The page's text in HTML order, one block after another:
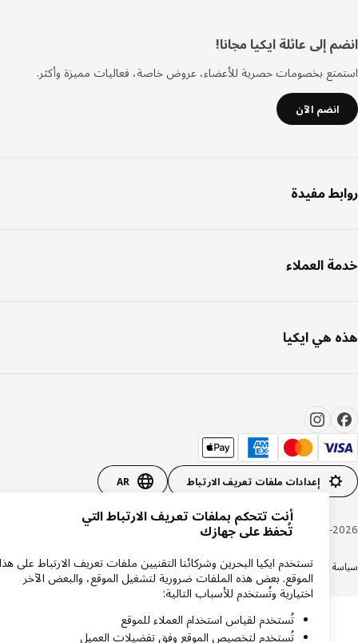
إلى عائلة ايكيا مجانا!
بخصومات حصرية للأعضاء، عروض خاصة، فعاليات مميزة وأكثر.
انضم الآن
مفيدة
العملاء
هي ايكيا
إعدادات ملفات تعريف الارتباط AR
Inter IKEA Systems B.V. 1999-
الخصوصيةسياسة الكوكيزالشروط والأحكام
أنت تتحكم بملفات تعريف الارتباط التي
تُحفظ على جهازك
تستخدم ايكيا البحرين وشركائنا التقنيين ملفات تعريف الارتباط على هذا
الموقع. بعض هذه الملفات ضرورية لتشغيل الموقع، والبعض الآخر
اختيارية وتُستخدم للأسباب التالية:
تُستخدم لقياس استخدام العملاء للموقع
تُستخدم لتخصيص الموقع وفق تفضيلات العميل